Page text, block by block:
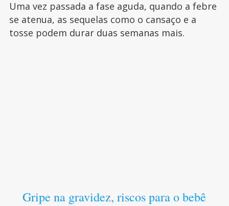
Uma vez passada a fase aguda, quando a febre
se atenua, as sequelas como o cansaço e a
tosse podem durar duas semanas mais.
Gripe na gravidez, riscos para o bebê